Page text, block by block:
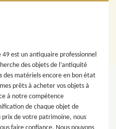
est un antiquaire professionnel
des objets de l’antiquité
des matériels encore en bon état
prêts à acheter vos objets à
à notre compétence
de chaque objet de
de votre patrimoine, nous